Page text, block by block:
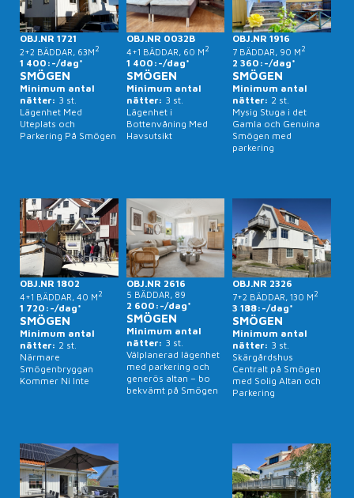
OBJ.NR 1721
2+2 BÄDDAR, 63M2
1 400:-/dag*
SMÖGEN
Minimum antal
nätter: 3 st.
Lägenhet Med
Uteplats och
Parkering På Smögen
OBJ.NR 0032B
4+1 BÄDDAR, 60 M2
1 400:-/dag*
SMÖGEN
Minimum antal
nätter: 3 st.
Lägenhet i
Bottenvåning Med
Havsutsikt
OBJ.NR 1916
7 BÄDDAR, 90 M2
2 360:-/dag*
SMÖGEN
Minimum antal
nätter: 2 st.
Mysig Stuga i det
Gamla och Genuina
Smögen med
parkering
OBJ.NR 1802
4+1 BÄDDAR, 40 M2
1 720:-/dag*
SMÖGEN
Minimum antal
nätter: 2 st.
Närmare
Smögenbryggan
Kommer Ni Inte
OBJ.NR 2616
5 BÄDDAR, 89
2 600:-/dag*
SMÖGEN
Minimum antal
nätter: 3 st.
Välplanerad lägenhet
med parkering och
generös altan – bo
bekvämt på Smögen
OBJ.NR 2326
7+2 BÄDDAR, 130 M2
3 188:-/dag*
SMÖGEN
Minimum antal
nätter: 3 st.
Skärgårdshus
Centralt på Smögen
med Solig Altan och
Parkering